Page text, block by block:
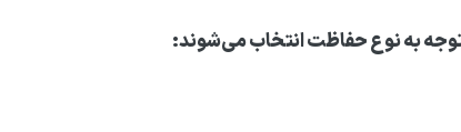
به نوع حفاظت انتخاب می‌شوند: